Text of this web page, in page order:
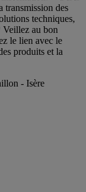
transmission des
techniques,
Veillez au bon
le lien avec le
produits et la
- Isère